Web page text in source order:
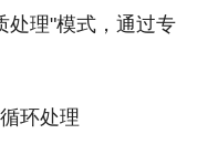
处理"模式，通过专
环处理